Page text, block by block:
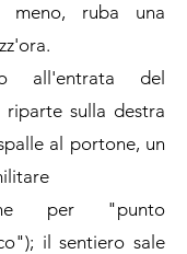
meno, ruba una
all'entrata del
sulla destra
al portone, un
per "punto
il sentiero sale